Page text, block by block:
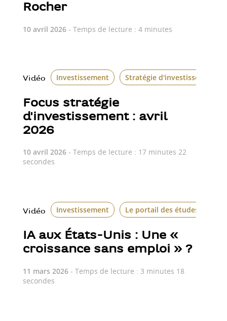
Rocher
10 avril 2026- Temps de lecture : 4 minutes
Vidéo Investissement Stratégie d'investissement
Focus stratégie
d'investissement : avril
2026
10 avril 2026- Temps de lecture : 17 minutes 22
secondes
Vidéo Investissement Le portail des études
IA aux États-Unis : Une «
croissance sans emploi » ?
11 mars 2026- Temps de lecture : 3 minutes 18
secondes